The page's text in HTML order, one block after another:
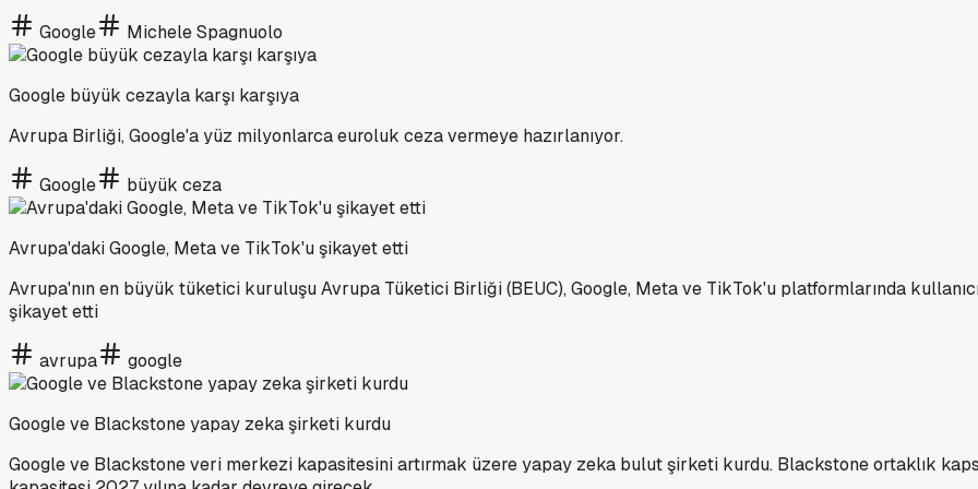
Google Michele Spagnuolo
Google büyük cezayla karşı karşıya
Avrupa Birliği, Google'a yüz milyonlarca euroluk ceza vermeye hazırlanıyor.
Google büyük ceza
Avrupa'daki Google, Meta ve TikTok'u şikayet etti
Avrupa'nın en büyük tüketici kuruluşu Avrupa Tüketici Birliği (BEUC), Google, Meta ve TikTok'u platformlarında
şikayet etti
avrupa google
Google ve Blackstone yapay zeka şirketi kurdu
Google ve Blackstone veri merkezi kapasitesini artırmak üzere yapay zeka bulut şirketi kurdu. Blackstone ortaklık